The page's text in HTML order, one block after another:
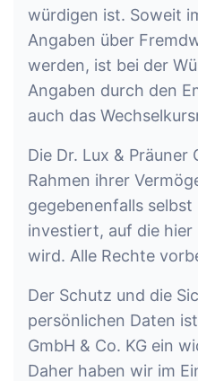
würdigen ist. Soweit
Angaben über
werden, ist bei der
Angaben durch den
auch das
Die Dr. Lux & Präuner
Rahmen ihrer
gegebenenfalls
investiert, auf die hier
wird. Alle Rechte
Der Schutz und die
persönlichen Daten
GmbH & Co. KG ein
Daher haben wir im